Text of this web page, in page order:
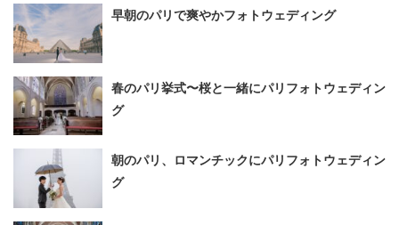
早朝のパリで爽やかフォトウェディング
春のパリ挙式〜桜と一緒にパリフォトウェディン
グ
朝のパリ、ロマンチックにパリフォトウェディン
グ